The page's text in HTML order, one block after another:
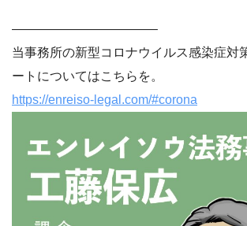
———————————–
当事務所の新型コロナウイルス感染症対
ートについてはこちらを。
https://enreiso-legal.com/#corona